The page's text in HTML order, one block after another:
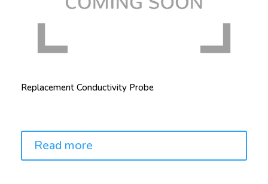
Replacement Conductivity Probe
Read more